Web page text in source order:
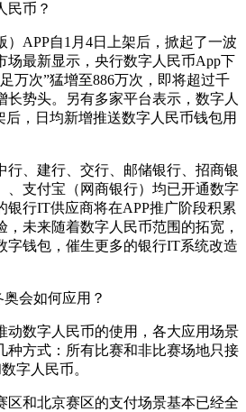
民币？
APP自1月4日上架后，掀起了一波
场最新显示，央行数字人民币App下
万次”猛增至886万次，即将超过千
长势头。另有多家平台表示，数字人
后，日均新增推送数字人民币钱包用
、建行、交行、邮储银行、招商银
、支付宝（网商银行）均已开通数字
银行IT供应商将在APP推广阶段积累
未来随着数字人民币范围的拓宽，
字钱包，催生更多的银行IT系统改造
会如何应用？
数字人民币的使用，各大应用场景
种方式：所有比赛和非比赛场地只接
字人民币。
和北京赛区的支付场景基本已经全